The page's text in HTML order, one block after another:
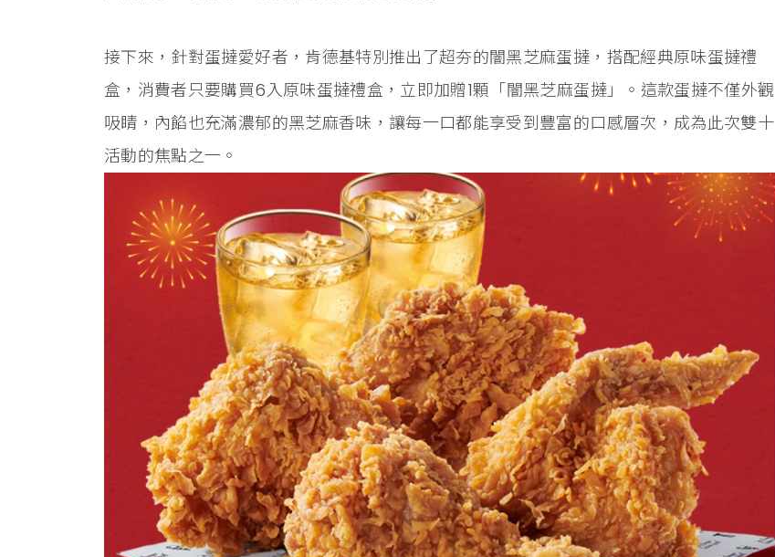
接下來，針對蛋撻愛好者，肯德基特別推出了超夯的闇黑芝麻蛋撻，搭配經典原味蛋撻禮
盒，消費者只要購買6入原味蛋撻禮盒，立即加贈1顆「闇黑芝麻蛋撻」。這款蛋撻不僅外觀
吸睛，內餡也充滿濃郁的黑芝麻香味，讓每一口都能享受到豐富的口感層次，成為此次雙十
活動的焦點之一。